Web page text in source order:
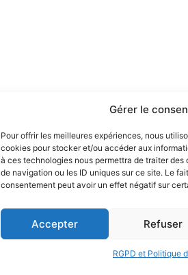
Gérer le
Pour offrir les meilleures expériences, nous
cookies pour stocker et/ou accéder aux
à ces technologies nous permettra de traiter
de navigation ou les ID uniques sur ce site. Le
consentement peut avoir un effet négatif sur
Accepter Refuser
RGPD et Politique